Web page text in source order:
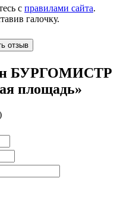
с правилами сайта.
галочку.
отзыв
БУРГОМИСТР
площадь»